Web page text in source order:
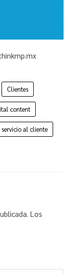
Clientes
content
servicio al cliente
Los